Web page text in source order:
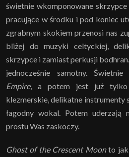
świetnie wkomponowane
pracujące w środku i pod koniec
zgrabnym skokiem przenosi nas
bliżej do muzyki celtyckiej,
skrzypce i zamiast perkusji
jednocześnie samotny.
Empire, a potem jest już tylko
klezmerskie, delikatne instrumenty
łagodny wokal. Potem uderzają
prostu Was zaskoczy.
Ghost of the Crescent Moonto